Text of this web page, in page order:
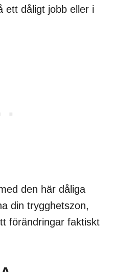
ett dåligt jobb eller i
den här dåliga
din trygghetszon,
förändringar faktiskt